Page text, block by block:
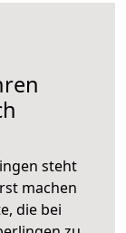
steht
machen
die bei